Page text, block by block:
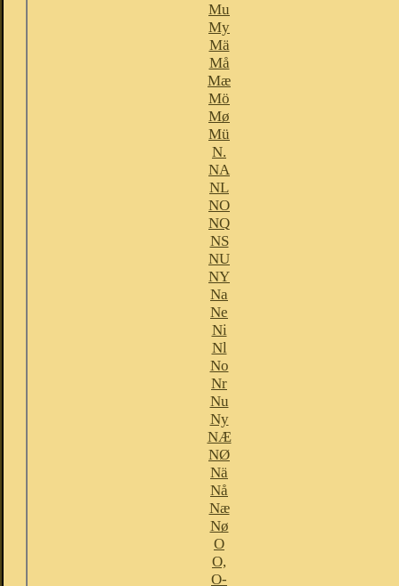
Mu
My
Mä
Må
Mæ
Mö
Mø
Mü
N.
NA
NL
NO
NQ
NS
NU
NY
Na
Ne
Ni
Nl
No
Nr
Nu
Ny
NÆ
NØ
Nä
Nå
Næ
Nø
O
O,
O-